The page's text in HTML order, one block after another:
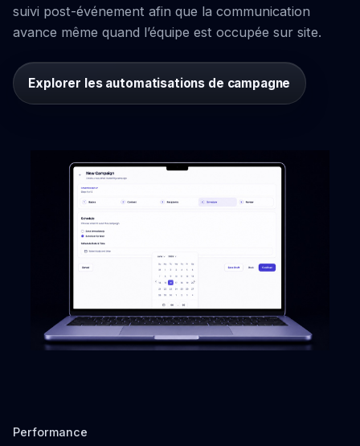
suivi post-événement afin que la communication
avance même quand l’équipe est occupée sur site.
Explorer les automatisations de campagne
Performance